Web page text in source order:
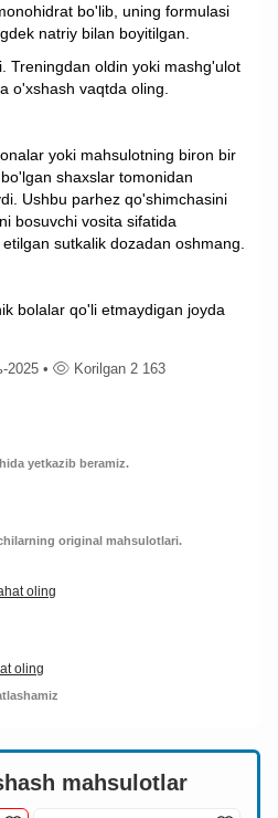
bo'lib, uning formulasi
natriy bilan boyitilgan.
Treningdan oldin yoki mashg'ulot
o'xshash vaqtda oling.
yoki mahsulotning biron bir
shaxslar tomonidan
Ushbu parhez qo'shimchasini
bosuvchi vosita sifatida
sutkalik dozadan oshmang.
bolalar qo'li etmaydigan joyda
2025 • Korilgan 2 163
yetkazib beramiz.
original mahsulotlari.
oling
oling
mahsulotlar